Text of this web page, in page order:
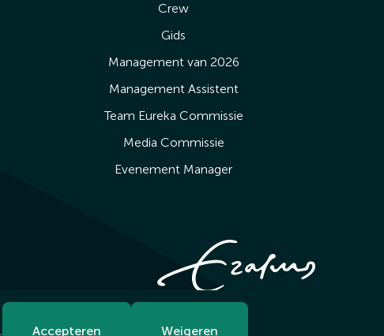
Crew
Gids
Management van 2026
Management Assistent
Team Eureka Commissie
Media Commissie
Evenement Manager
Accepteren Weigeren